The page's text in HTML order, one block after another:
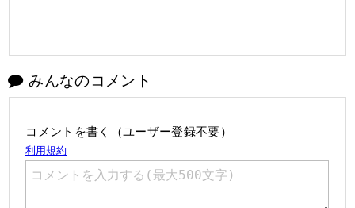
みんなのコメント
コメントを書く（ユーザー登録不要）